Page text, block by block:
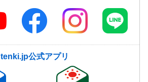
tenki.jp公式アプリ